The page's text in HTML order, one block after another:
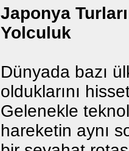
Japonya
Yolculuk
Dünyada bazı
olduklarını
Gelenekle
hareketin aynı